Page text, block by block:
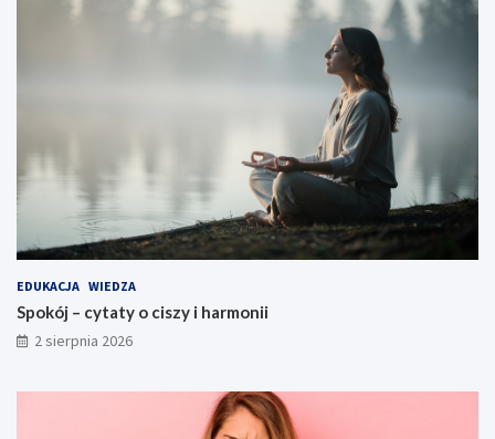
EDUKACJA WIEDZA
Spokój – cytaty o ciszy i harmonii
2 sierpnia 2026